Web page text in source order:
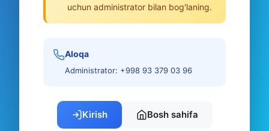
uchun administrator bilan bog'laning.
Aloqa
Administrator: +998 93 379 03 96
Kirish Bosh sahifa